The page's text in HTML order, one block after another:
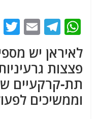
W
at
s
A
p
T
e
g
ra
m
E
ai
l
פצצות
תת-קרקעיים
וממשיכים